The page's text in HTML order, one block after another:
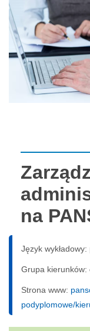
na
Język wykładowy:
Grupa kierunków:
Strona www:
podyplomowe/